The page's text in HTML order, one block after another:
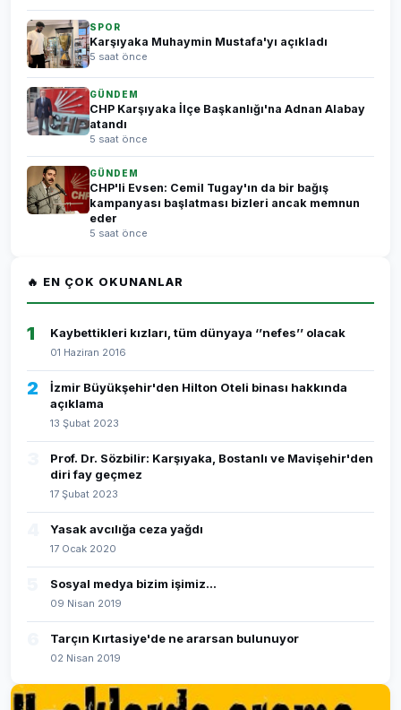
SPOR
Karşıyaka Muhaymin Mustafa'yı açıkladı
5 saat önce
GÜNDEM
CHP Karşıyaka İlçe Başkanlığı'na Adnan Alabay
atandı
5 saat önce
GÜNDEM
CHP'li Evsen: Cemil Tugay'ın da bir bağış
kampanyası başlatması bizleri ancak memnun
eder
5 saat önce
🔥 EN ÇOK OKUNANLAR
1 Kaybettikleri kızları, tüm dünyaya ‘’nefes’’ olacak
01 Haziran 2016
2
İzmir Büyükşehir'den Hilton Oteli binası hakkında
açıklama
13 Şubat 2023
Prof. Dr. Sözbilir: Karşıyaka, Bostanlı ve Mavişehir'den
diri fay geçmez
17 Şubat 2023
Yasak avcılığa ceza yağdı
17 Ocak 2020
Sosyal medya bizim işimiz...
09 Nisan 2019
Tarçın Kırtasiye'de ne ararsan bulunuyor
02 Nisan 2019